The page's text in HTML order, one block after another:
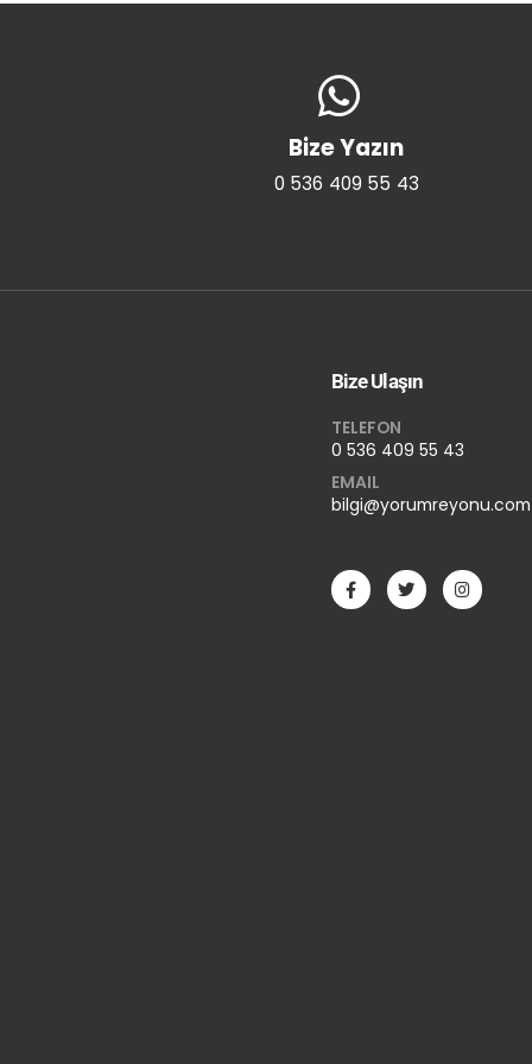
Bize Yazın
0 536 409 55 43
Bize Ulaşın
TELEFON
0 536 409 55 43
EMAIL
bilgi@yorumreyonu.com